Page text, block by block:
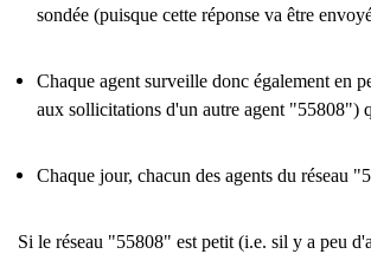
sondée (puisque cette réponse va être
Chaque agent surveille donc également en
aux sollicitations d'un autre agent "55808")
Chaque jour, chacun des agents du réseau
Si le réseau "55808" est petit (i.e. sil y a peu